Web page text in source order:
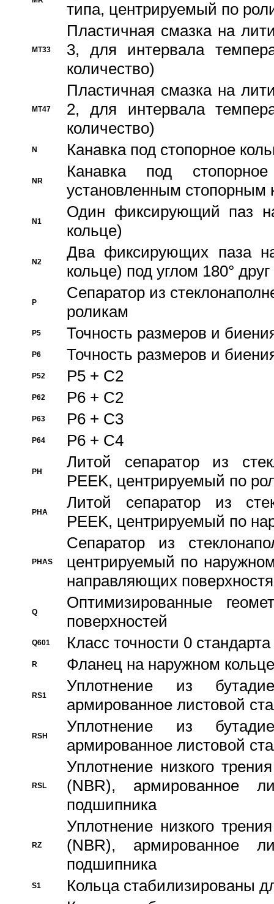
типа, центрируемый по
MT33
Пластичная смазка на
3, для интервала
количество)
MT47
Пластичная смазка на
2, для интервала
количество)
N Канавка под стопорное
NR
Канавка под
установленным стопорным
N1
Один фиксирующий паз
кольце)
N2
Два фиксирующих паза
кольце) под углом 180° друг
P
Cепаратор из
роликам
P5 Точность размеров и
P6 Точность размеров и
P52 P5 + C2
P62 P6 + C2
P63 P6 + C3
P64 P6 + C4
PH
Литой сепаратор из
PEEK, центрируемый по
PHA
Литой сепаратор из
PEEK, центрируемый по
PHAS
Сепаратор из
центрируемый по
направляющих
Q
Оптимизированные
поверхностей
Q601 Класс точности 0
R Фланец на наружном кольце
RS1
Уплотнение из
армированное листовой
RSH
Уплотнение из
армированное листовой
RSL
Уплотнение низкого
(NBR), армированное
подшипника
RZ
Уплотнение низкого
(NBR), армированное
подшипника
S1 Кольца стабилизированы